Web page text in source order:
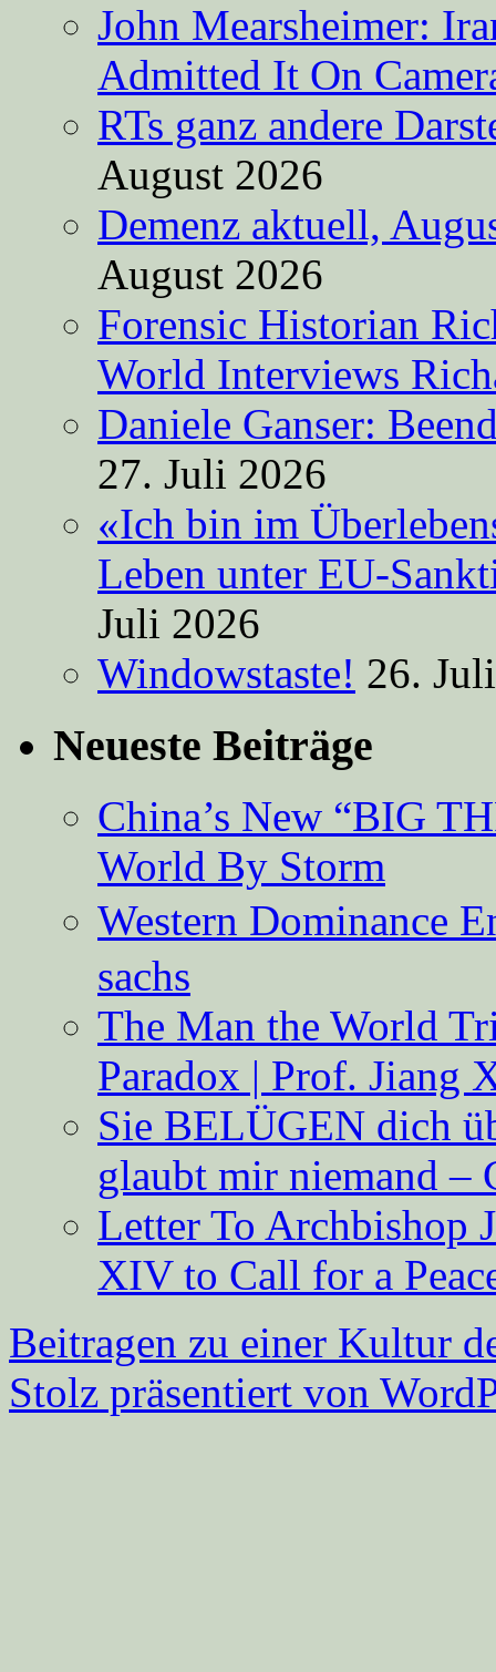
John Mearsheimer:
Admitted It On
RTs ganz andere
August 2026
Demenz aktuell,
August 2026
Forensic Historian
World Interviews
Daniele Ganser:
27. Juli 2026
«Ich bin im
Leben unter EU-
Juli 2026
Windowstaste! 26.
Neueste Beiträge
China’s New “BIG
World By Storm
Western Dominance
sachs
The Man the World
Paradox | Prof. Jiang
Sie BELÜGEN dich
glaubt mir niemand –
Letter To Archbishop
XIV to Call for a
Beitragen zu einer Kultur
Stolz präsentiert von